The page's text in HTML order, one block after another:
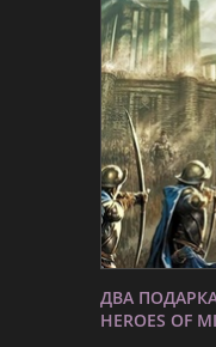
ДВА
HEROES OF